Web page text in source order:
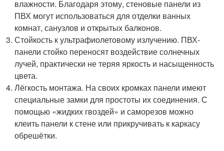
влажности. Благодаря этому, стеновые панели из
ПВХ могут использоваться для отделки ванных
комнат, санузлов и открытых балконов.
Стойкость к ультрафиолетовому излучению. ПВХ-
панели стойко переносят воздействие солнечных
лучей, практически не теряя яркость и насыщенность
цвета.
Лёгкость монтажа. На своих кромках панели имеют
специальные замки для простоты их соединения. С
помощью «жидких гвоздей» и саморезов можно
клеить панели к стене или прикручивать к каркасу
обрешётки.